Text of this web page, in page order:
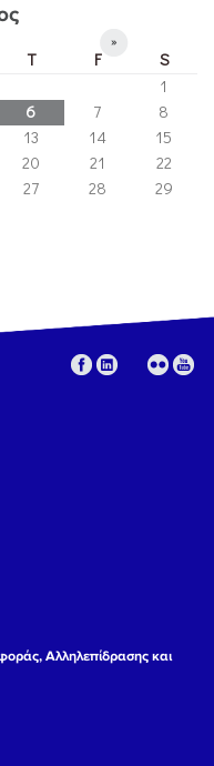
»
T F
S
1
6 7
8
13 14
15
20 21
22
27 28
29
Αλληλεπίδρασης και